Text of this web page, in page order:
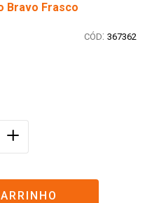
Bravo Frasco
: 367362
＋